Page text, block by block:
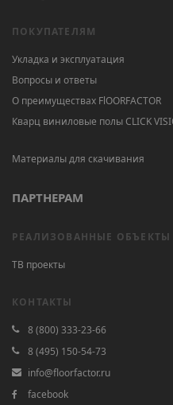
ПОКУПАТЕЛЯМ
Укладка и эксплуатация
Вопросы и ответы
О преимуществах FlOORFACTOR
Кварц виниловые полы CLICK
Материалы для скачивания
ПАРТНЕРАМ
РЕАЛИЗОВАННЫЕ ОБЪЕКТЫ
ТВ проекты
КОНТАКТЫ
8 (800) 333-23-66
8 (495) 150-54-73
info@floorfactor.ru
facebook